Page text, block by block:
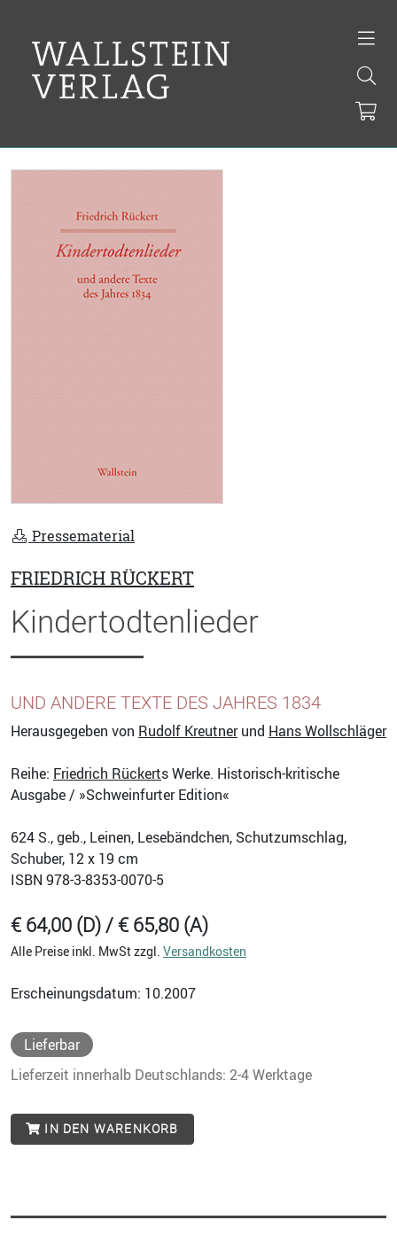
Pressematerial
FRIEDRICH RÜCKERT
Kindertodtenlieder
UND ANDERE TEXTE DES JAHRES 1834
Herausgegeben von Rudolf Kreutnerund Hans Wollschläger
Reihe: Friedrich Rückerts Werke. Historisch-kritische
Ausgabe / »Schweinfurter Edition«
624 S., geb., Leinen, Lesebändchen, Schutzumschlag,
Schuber, 12 x 19 cm
ISBN 978-3-8353-0070-5
€ 64,00 (D) / € 65,80 (A)
Alle Preise inkl. MwSt zzgl. Versandkosten
Erscheinungsdatum: 10.2007
Lieferbar
Lieferzeit innerhalb Deutschlands: 2-4 Werktage
IN DEN WARENKORB